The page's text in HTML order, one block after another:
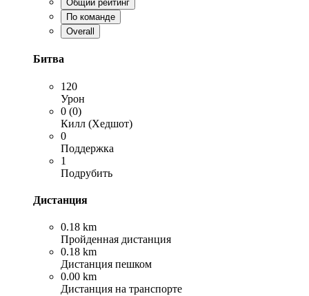
Общий рейтинг
По команде
Overall
Битва
120
Урон
0 (0)
Килл (Хедшот)
0
Поддержка
1
Подрубить
Дистанция
0.18 km
Пройденная дистанция
0.18 km
Дистанция пешком
0.00 km
Дистанция на транспорте